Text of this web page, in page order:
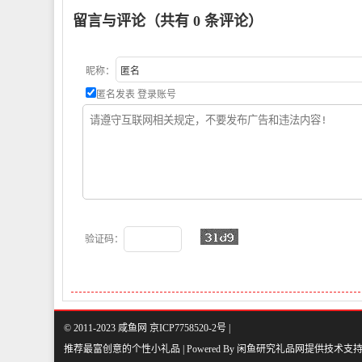
留言与评论（共有 0 条评论）
昵称：
匿名发表 登录账号
验证码：
© 2011-2023 咸鱼网 京ICP7758520-2号 |
推荐最富创意的个性小礼品 | Powered By 闲鱼研究礼品网提供技术支持